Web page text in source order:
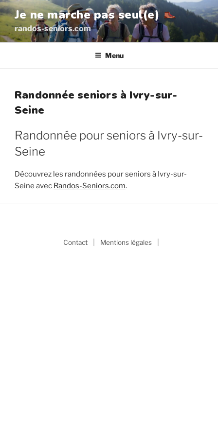
Aller
au
contenu
principal
Je ne marche pas seul(e)
randos-seniors.com
Menu
Randonnée seniors à Ivry-sur-
Seine
Randonnée pour seniors à Ivry-sur-
Seine
Découvrez les randonnées pour seniors à Ivry-sur-
Seine avec Randos-Seniors.com.
Contact Mentions légales